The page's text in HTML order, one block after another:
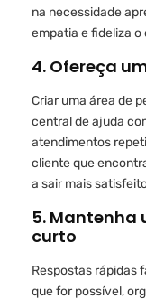
na necessidade
empatia e fideliza o
4. Ofereça
Criar uma área de
central de ajuda
atendimentos
cliente que
a sair mais
5. Mantenha
curto
Respostas rápidas
que for possível,